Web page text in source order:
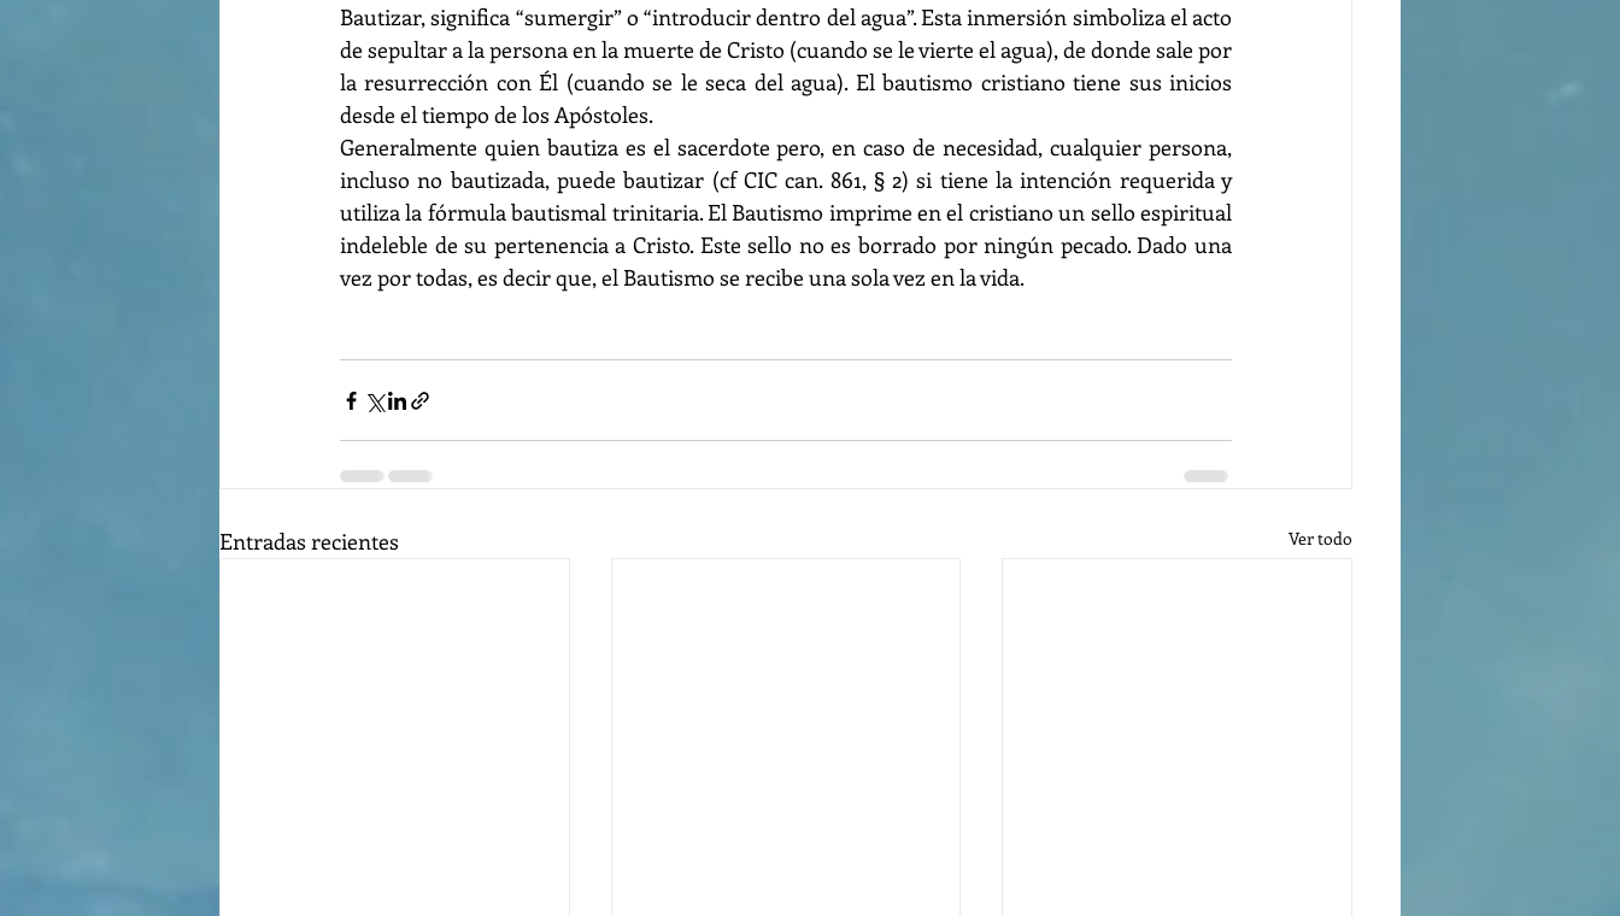
Bautizar, significa “sumergir” o “introducir dentro del agua”. Esta inmersión simboliza el acto
de sepultar a la persona en la muerte de Cristo (cuando se le vierte el agua), de donde sale por
la resurrección con Él (cuando se le seca del agua). El bautismo cristiano tiene sus inicios
desde el tiempo de los Apóstoles.
Generalmente quien bautiza es el sacerdote pero, en caso de necesidad, cualquier persona,
incluso no bautizada, puede bautizar (cf CIC can. 861, § 2) si tiene la intención requerida y
utiliza la fórmula bautismal trinitaria. El Bautismo imprime en el cristiano un sello espiritual
indeleble de su pertenencia a Cristo. Este sello no es borrado por ningún pecado. Dado una
vez por todas, es decir que, el Bautismo se recibe una sola vez en la vida.
Entradas recientes Ver todo